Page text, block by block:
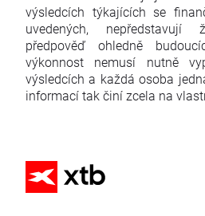
výsledcích týkajících se
uvedených,
předpověď ohledně
výkonnost nemusí nutně
výsledcích a každá osoba
informací tak činí zcela na